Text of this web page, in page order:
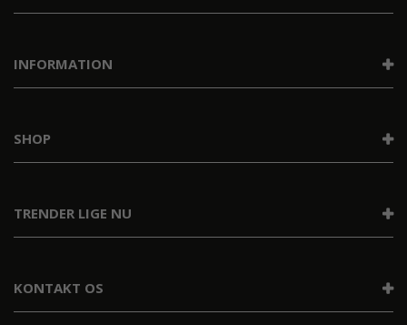
KONTAKT OS
INFORMATION
TRENDER LIGE NU
SHOP